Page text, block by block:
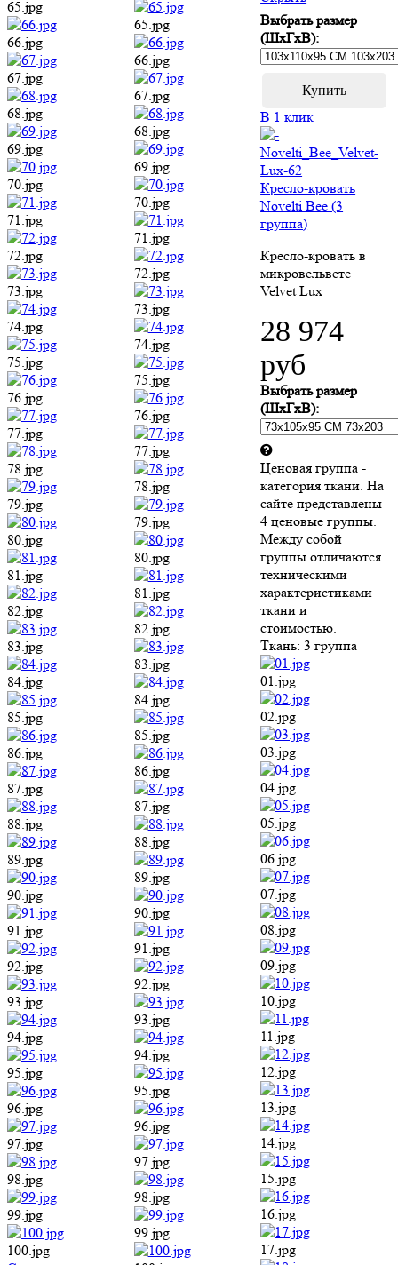
65.jpg
66.jpg
67.jpg
68.jpg
69.jpg
70.jpg
71.jpg
72.jpg
73.jpg
74.jpg
75.jpg
76.jpg
77.jpg
78.jpg
79.jpg
80.jpg
81.jpg
82.jpg
83.jpg
84.jpg
85.jpg
86.jpg
87.jpg
88.jpg
89.jpg
90.jpg
91.jpg
92.jpg
93.jpg
94.jpg
95.jpg
96.jpg
97.jpg
98.jpg
99.jpg
100.jpg
65.jpg
66.jpg
67.jpg
68.jpg
69.jpg
70.jpg
71.jpg
72.jpg
73.jpg
74.jpg
75.jpg
76.jpg
77.jpg
78.jpg
79.jpg
80.jpg
81.jpg
82.jpg
83.jpg
84.jpg
85.jpg
86.jpg
87.jpg
88.jpg
89.jpg
90.jpg
91.jpg
92.jpg
93.jpg
94.jpg
95.jpg
96.jpg
97.jpg
98.jpg
99.jpg
Выбрать размер
(ШхГхВ):
В 1 клик
Кресло-кровать
Novelti Bee (3
группа)
Кресло-кровать в
микровельвете
Velvet Lux
28 974
руб
Выбрать размер
(ШхГхВ):
Ценовая группа -
категория ткани. На
сайте представлены
4 ценовые группы.
Между собой
группы отличаются
техническими
характеристиками
ткани и
стоимостью.
Ткань: 3 группа
01.jpg
02.jpg
03.jpg
04.jpg
05.jpg
06.jpg
07.jpg
08.jpg
09.jpg
10.jpg
11.jpg
12.jpg
13.jpg
14.jpg
15.jpg
16.jpg
17.jpg